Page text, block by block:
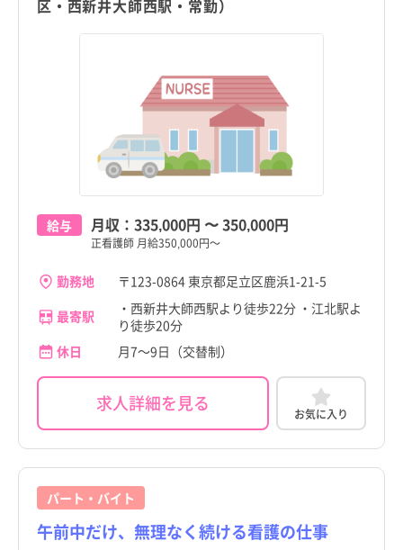
青ヶ島村
区・西新井大師西駅・常勤）
給与 月収： 335,000円 〜350,000円
正看護師 月給350,000円～
勤務地
〒123-0864 東京都足立区鹿浜1-21-5
最寄駅
・西新井大師西駅より徒歩22分 ・江北駅よ
り徒歩20分
休日
月7～9日（交替制）
求人詳細を見る お気に入り
パート・バイト
午前中だけ、無理なく続ける看護の仕事
青ヶ島村